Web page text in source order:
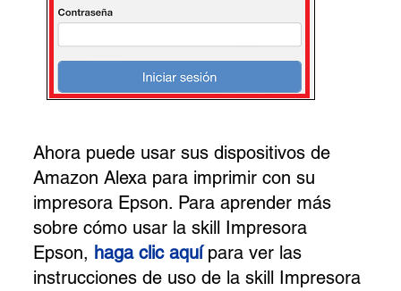
Ahora puede usar sus dispositivos de
Amazon Alexa para imprimir con su
impresora Epson. Para aprender más
sobre cómo usar la skill Impresora
Epson, haga clic aquípara ver las
instrucciones de uso de la skill Impresora